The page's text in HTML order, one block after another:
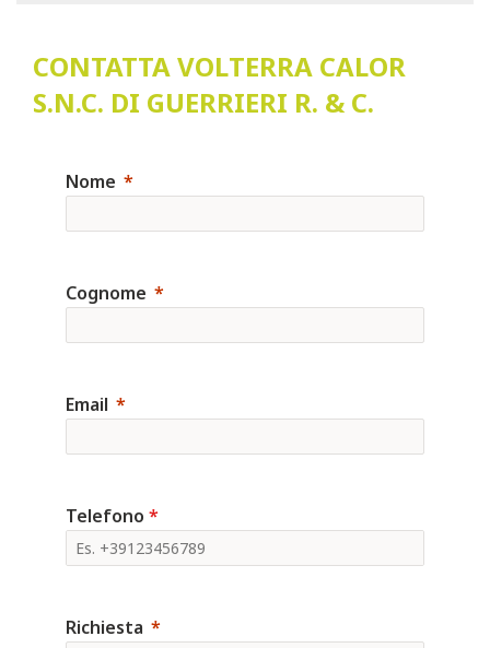
CONTATTA VOLTERRA CALOR
S.N.C. DI GUERRIERI R. & C.
Nome
Cognome
Email
Telefono *
Richiesta